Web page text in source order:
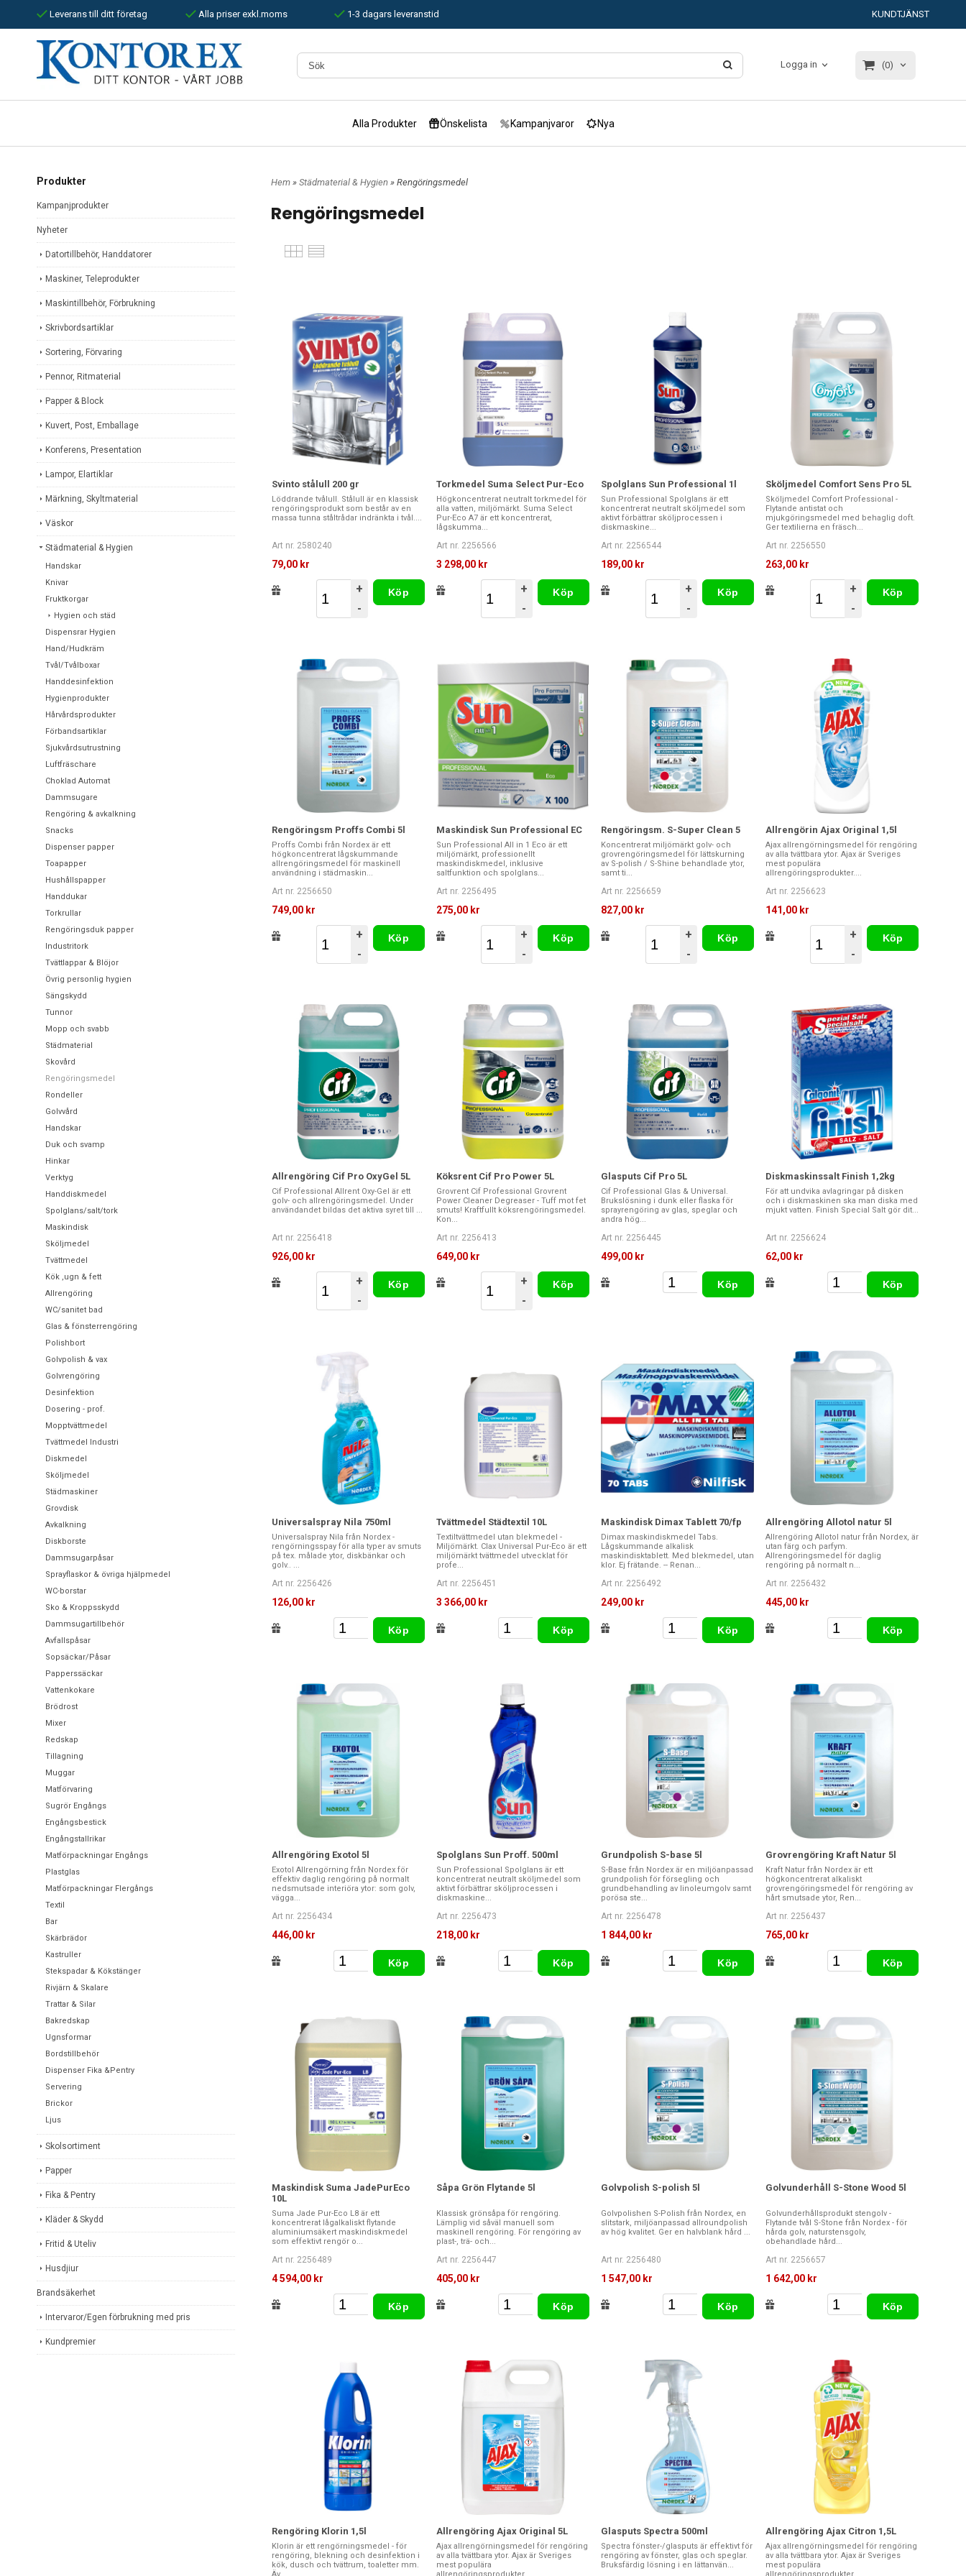
Leverans till ditt företag Alla priser exkl.moms 1-3 dagars leveranstid KUNDTJÄNST
Logga in (0)
Alla Produkter Önskelista Kampanjvaror Nya
Produkter
Kampanjprodukter
Nyheter
Datortillbehör, Handdatorer
Maskiner, Teleprodukter
Maskintillbehör, Förbrukning
Skrivbordsartiklar
Sortering, Förvaring
Pennor, Ritmaterial
Papper & Block
Kuvert, Post, Emballage
Konferens, Presentation
Lampor, Elartiklar
Märkning, Skyltmaterial
Väskor
Städmaterial & Hygien
Handskar
Knivar
Fruktkorgar
Hygien och städ
Dispensrar Hygien
Hand/Hudkräm
Tvål/Tvålboxar
Handdesinfektion
Hygienprodukter
Hårvårdsprodukter
Förbandsartiklar
Sjukvårdsutrustning
Luftfräschare
Choklad Automat
Dammsugare
Rengöring & avkalkning
Snacks
Dispenser papper
Toapapper
Hushållspapper
Handdukar
Torkrullar
Rengöringsduk papper
Industritork
Tvättlappar & Blöjor
Övrig personlig hygien
Sängskydd
Tunnor
Mopp och svabb
Städmaterial
Skovård
Rengöringsmedel
Rondeller
Golvvård
Handskar
Duk och svamp
Hinkar
Verktyg
Handdiskmedel
Spolglans/salt/tork
Maskindisk
Sköljmedel
Tvättmedel
Kök ,ugn & fett
Allrengöring
WC/sanitet bad
Glas & fönsterrengöring
Polishbort
Golvpolish & vax
Golvrengöring
Desinfektion
Dosering - prof.
Mopptvättmedel
Tvättmedel Industri
Diskmedel
Sköljmedel
Städmaskiner
Grovdisk
Avkalkning
Diskborste
Dammsugarpåsar
Sprayflaskor & övriga hjälpmedel
WC-borstar
Sko & Kroppsskydd
Dammsugartillbehör
Avfallspåsar
Sopsäckar/Påsar
Papperssäckar
Vattenkokare
Brödrost
Mixer
Redskap
Tillagning
Muggar
Matförvaring
Sugrör Engångs
Engångsbestick
Engångstallrikar
Matförpackningar Engångs
Plastglas
Matförpackningar Flergångs
Textil
Bar
Skärbrädor
Kastruller
Stekspadar & Kökstänger
Rivjärn & Skalare
Trattar & Silar
Bakredskap
Ugnsformar
Bordstillbehör
Dispenser Fika &Pentry
Servering
Brickor
Ljus
Skolsortiment
Papper
Fika & Pentry
Kläder & Skydd
Fritid & Uteliv
Husdjiur
Brandsäkerhet
Intervaror/Egen förbrukning med pris
Kundpremier
Hem» Städmaterial & Hygien » Rengöringsmedel
Rengöringsmedel
Svinto stålull 200 gr
Löddrande tvålull. Stålull är en klassisk
rengöringsprodukt som består av en
massa tunna ståltrådar indränkta i tvål....
Art nr. 2580240
79,00 kr
+
-
Köp
Torkmedel Suma Select Pur-Eco
Högkoncentrerat neutralt torkmedel för
alla vatten, miljömärkt. Suma Select
Pur-Eco A7 är ett koncentrerat,
lågskumma...
Art nr. 2256566
3 298,00 kr
+
-
Köp
Spolglans Sun Professional 1l
Sun Professional Spolglans är ett
koncentrerat neutralt sköljmedel som
aktivt förbättrar sköljprocessen i
diskmaskine...
Art nr. 2256544
189,00 kr
+
-
Köp
Sköljmedel Comfort Sens Pro 5L
Sköljmedel Comfort Professional -
Flytande antistat och
mjukgöringsmedel med behaglig doft.
Ger textilierna en fräsch...
Art nr. 2256550
263,00 kr
+
-
Köp
Rengöringsm Proffs Combi 5l
Proffs Combi från Nordex är ett
högkoncentrerat lågskummande
allrengöringsmedel för maskinell
användning i städmaskin...
Art nr. 2256650
749,00 kr
+
-
Köp
Maskindisk Sun Professional EC
Sun Professional All in 1 Eco är ett
miljömärkt, professionellt
maskindiskmedel, inklusive
saltfunktion och spolglans...
Art nr. 2256495
275,00 kr
+
-
Köp
Rengöringsm. S-Super Clean 5
Koncentrerat miljömärkt golv- och
grovrengöringsmedel för lättskurning
av S-polish / S-Shine behandlade ytor,
samt ti...
Art nr. 2256659
827,00 kr
+
-
Köp
Allrengörin Ajax Original 1,5l
Ajax allrengörningsmedel för rengöring
av alla tvättbara ytor. Ajax är Sveriges
mest populära
allrengöringsprodukter....
Art nr. 2256623
141,00 kr
+
-
Köp
Allrengöring Cif Pro OxyGel 5L
Cif Professional Allrent Oxy-Gel är ett
golv- och allrengöringsmedel. Under
användandet bildas det aktiva syret till ...
Art nr. 2256418
926,00 kr
+
-
Köp
Köksrent Cif Pro Power 5L
Grovrent Cif Professional Grovrent
Power Cleaner Degreaser - Tuff mot fet
smuts! Kraftfullt köksrengöringsmedel.
Kon...
Art nr. 2256413
649,00 kr
+
-
Köp
Glasputs Cif Pro 5L
Cif Professional Glas & Universal.
Brukslösning i dunk eller flaska för
sprayrengöring av glas, speglar och
andra hög...
Art nr. 2256445
499,00 kr
Köp
Diskmaskinssalt Finish 1,2kg
För att undvika avlagringar på disken
och i diskmaskinen ska man diska med
mjukt vatten. Finish Special Salt gör dit...
Art nr. 2256624
62,00 kr
Köp
Universalspray Nila 750ml
Universalspray Nila från Nordex -
rengörningsspay för alla typer av smuts
på tex. målade ytor, diskbänkar och
golv.. ...
Art nr. 2256426
126,00 kr
Köp
Tvättmedel Städtextil 10L
Textiltvättmedel utan blekmedel -
Miljömärkt. Clax Universal Pur-Eco är ett
miljömärkt tvättmedel utvecklat för
profe...
Art nr. 2256451
3 366,00 kr
Köp
Maskindisk Dimax Tablett 70/fp
Dimax maskindiskmedel Tabs.
Lågskummande alkalisk
maskindisktablett. Med blekmedel, utan
klor. Ej frätande. -- Renan...
Art nr. 2256492
249,00 kr
Köp
Allrengöring Allotol natur 5l
Allrengöring Allotol natur från Nordex, är
utan färg och parfym.
Allrengöringsmedel för daglig
rengöring på normalt n...
Art nr. 2256432
445,00 kr
Köp
Allrengöring Exotol 5l
Exotol Allrengörning från Nordex för
effektiv daglig rengöring på normalt
nedsmutsade interiöra ytor: som golv,
vägga...
Art nr. 2256434
446,00 kr
Köp
Spolglans Sun Proff. 500ml
Sun Professional Spolglans är ett
koncentrerat neutralt sköljmedel som
aktivt förbättrar sköljprocessen i
diskmaskine...
Art nr. 2256473
218,00 kr
Köp
Grundpolish S-base 5l
S-Base från Nordex är en miljöanpassad
grundpolish för försegling och
grundbehandling av linoleumgolv samt
porösa ste...
Art nr. 2256478
1 844,00 kr
Köp
Grovrengöring Kraft Natur 5l
Kraft Natur från Nordex är ett
högkoncentrerat alkaliskt
grovrengöringsmedel för rengöring av
hårt smutsade ytor, Ren...
Art nr. 2256437
765,00 kr
Köp
Maskindisk Suma JadePurEco
10L
Suma Jade Pur-Eco L8 är ett
koncentrerat lågalkaliskt flytande
aluminiumsäkert maskindiskmedel
som effektivt rengör o...
Art nr. 2256489
4 594,00 kr
Köp
Såpa Grön Flytande 5l
Klassisk grönsåpa för rengöring.
Lämplig vid såväl manuell som
maskinell rengöring. För rengöring av
plast-, trä- och...
Art nr. 2256447
405,00 kr
Köp
Golvpolish S-polish 5l
Golvpolishen S-Polish från Nordex, en
slitstark, miljöanpassad allroundpolish
av hög kvalitet. Ger en halvblank hård ...
Art nr. 2256480
1 547,00 kr
Köp
Golvunderhåll S-Stone Wood 5l
Golvunderhållsprodukt stengolv -
Flytande tvål S-Stone från Nordex - för
hårda golv, naturstensgolv,
obehandlade hård...
Art nr. 2256657
1 642,00 kr
Köp
Rengöring Klorin 1,5l
Klorin är ett rengörningsmedel - för
rengöring, blekning och desinfektion i
kök, dusch och tvättrum, toaletter mm.
Äv...
Allrengöring Ajax Original 5L
Ajax allrengörningsmedel för rengöring
av alla tvättbara ytor. Ajax är Sveriges
mest populära
allrengöringsprodukter....
Glasputs Spectra 500ml
Spectra fönster-/glasputs är effektivt för
rengöring av fönster, glas och speglar.
Bruksfärdig lösning i en lättanvän...
Allrengöring Ajax Citron 1,5L
Ajax allrengörningsmedel för rengöring
av alla tvättbara ytor. Ajax är Sveriges
mest populära
allrengöringsprodukter....